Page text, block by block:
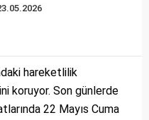
hareketlilik
koruyor. Son günlerde
22 Mayıs Cuma